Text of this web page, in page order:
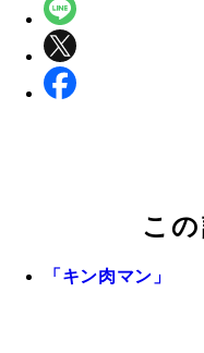
こ
「キン肉マン」